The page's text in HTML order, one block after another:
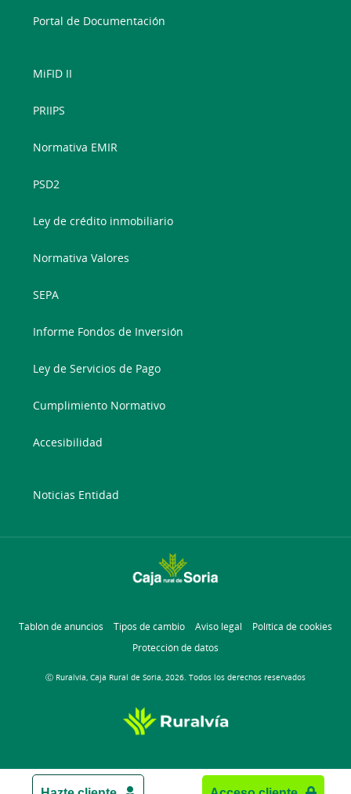
Portal de Documentación
MiFID II
PRIIPS
Normativa EMIR
PSD2
Ley de crédito inmobiliario
Normativa Valores
SEPA
Informe Fondos de Inversión
Ley de Servicios de Pago
Cumplimiento Normativo
Accesibilidad
Noticias Entidad
Tablón de anuncios Tipos de cambio Aviso legal
Política de cookies
Protección de datos
Ⓒ Ruralvía, Caja Rural de Soria, 2026. Todos los derechos reservados